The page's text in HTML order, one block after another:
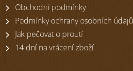
Obchodní podmínky
Podmínky ochrany osobních údajů
Jak pečovat o proutí
14 dní na vrácení zboží